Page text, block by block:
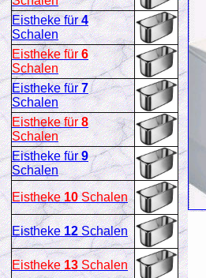
Eistheke für4
Schalen
Eistheke für6
Schalen
Eistheke für7
Schalen
Eistheke für8
Schalen
Eistheke für9
Schalen
Eistheke10Schalen
Eistheke12Schalen
Eistheke13Schalen